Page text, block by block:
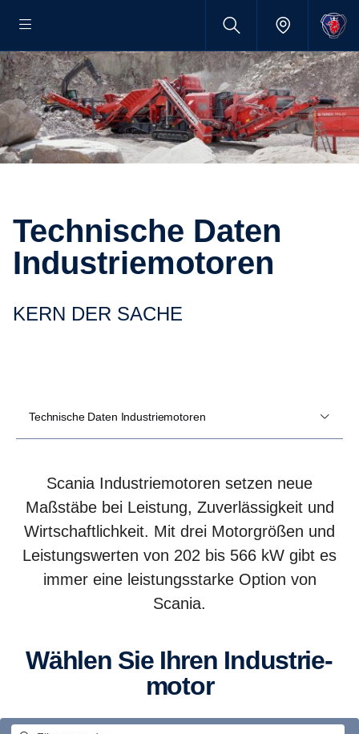
Techni­sche Daten
Indus­trie­mo­toren
KERN DER SACHE
Technische Daten Industriemotoren
Scania Industriemotoren setzen neue
Maßstäbe bei Leistung, Zuverlässigkeit und
Wirtschaftlichkeit. Mit drei Motorgrößen und
Leistungswerten von 202 bis 566 kW gibt es
immer eine leistungsstarke Option von
Scania.
Wählen Sie Ihren Indus­trie­
motor